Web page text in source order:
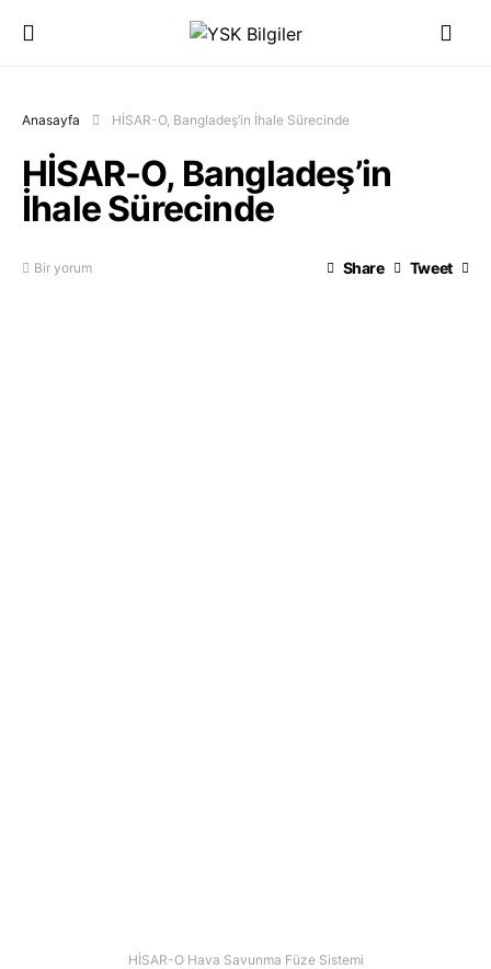
Anasayfa HİSAR-O, Bangladeş’in İhale Sürecinde
HİSAR-O, Bangladeş’in
İhale Sürecinde
Bir yorum Share Tweet
HİSAR-O Hava Savunma Füze Sistemi